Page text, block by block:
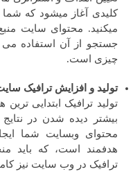
کلیدی آغاز میشود که
میکنید. محتوای سایت
جستجو از آن استفاده می
چیزی است.
تولید و افزایش ترافیک
تولید ترافیک ابتدایی
بیشتر دیده شدن در
محتوای وبسایت شما
هدفمند است، که باید
ترافیک در وب سایت نیز